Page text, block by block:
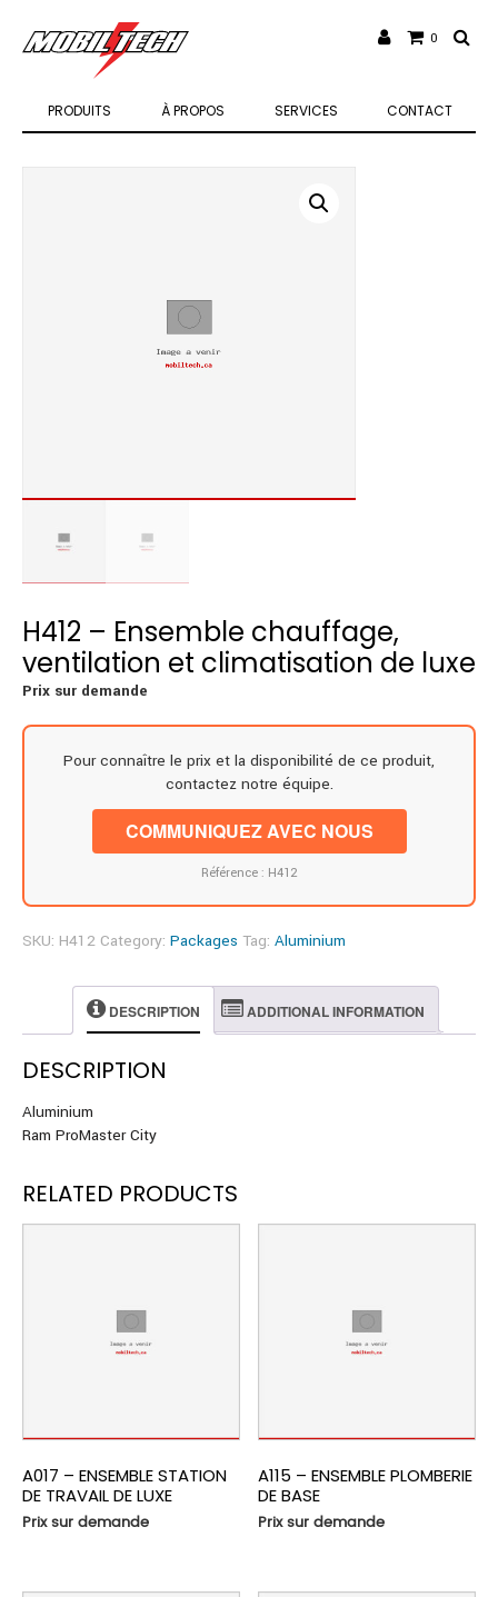
PRODUITS À PROPOS SERVICES CONTACT
0
H412 – Ensemble chauffage,
ventilation et climatisation de luxe
Prix sur demande
Pour connaître le prix et la disponibilité de ce produit,
contactez notre équipe.
COMMUNIQUEZ AVEC NOUS
Référence : H412
SKU: H412 Category: Packages Tag: Aluminium
DESCRIPTION ADDITIONAL INFORMATION
DESCRIPTION
Aluminium
Ram ProMaster City
RELATED PRODUCTS
A017 – ENSEMBLE STATION
DE TRAVAIL DE LUXE
Prix sur demande
A115 – ENSEMBLE PLOMBERIE
DE BASE
Prix sur demande